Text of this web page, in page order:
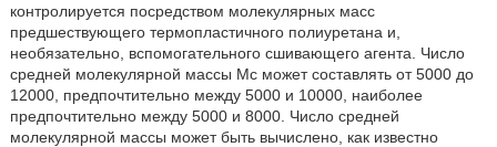
контролируется посредством молекулярных масс
предшествующего термопластичного полиуретана и,
необязательно, вспомогательного сшивающего агента. Число
средней молекулярной массы Mc может составлять от 5000 до
12000, предпочтительно между 5000 и 10000, наиболее
предпочтительно между 5000 и 8000. Число средней
молекулярной массы может быть вычислено, как известно